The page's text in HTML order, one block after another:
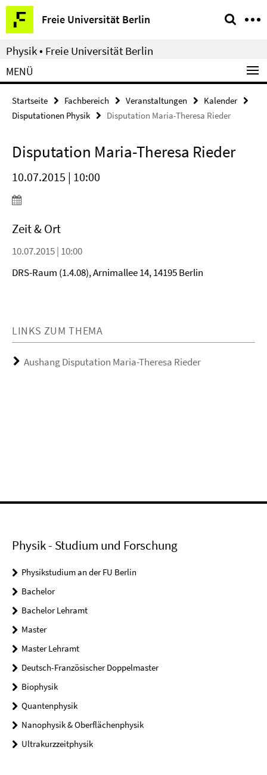
Springe
direkt
zu
Inhalt
Freie Universität Berlin
Service-
Navigation
Physik • Freie Universität Berlin
MENÜ
Startseite Fachbereich Veranstaltungen
Kalender
Disputationen Physik
Disputation Maria-Theresa Rieder
Disputation Maria-Theresa Rieder
10.07.2015 | 10:00
Zeit & Ort
10.07.2015 | 10:00
DRS-Raum (1.4.08), Arnimallee 14, 14195 Berlin
LINKS ZUM THEMA
Aushang Disputation Maria-Theresa Rieder
Physik - Studium und Forschung
Physikstudium an der FU Berlin
Bachelor
Bachelor Lehramt
Master
Master Lehramt
Deutsch-Französischer Doppelmaster
Biophysik
Quantenphysik
Nanophysik & Oberflächenphysik
Ultrakurzzeitphysik